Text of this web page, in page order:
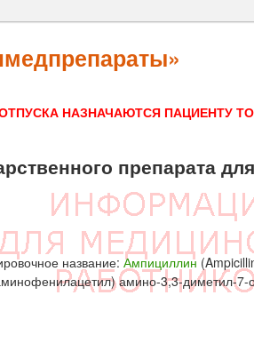
НАЗНАЧАЮТСЯ ПАЦИЕНТУ
препарата
название: Ампициллин
амино-3,3-диметил-7-